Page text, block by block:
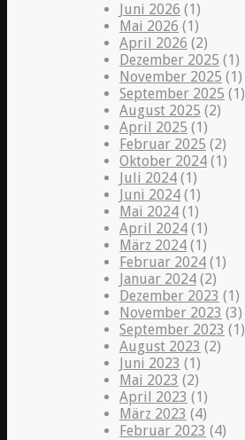
Juni 2026 (1)
Mai 2026 (1)
April 2026 (2)
Dezember 2025 (1)
November 2025 (1)
September 2025 (1)
August 2025 (2)
April 2025 (1)
Februar 2025 (2)
Oktober 2024 (1)
Juli 2024 (1)
Juni 2024 (1)
Mai 2024 (1)
April 2024 (1)
März 2024 (1)
Februar 2024 (1)
Januar 2024 (2)
Dezember 2023 (1)
November 2023 (3)
September 2023 (1)
August 2023 (2)
Juni 2023 (1)
Mai 2023 (2)
April 2023 (1)
März 2023 (4)
Februar 2023 (4)